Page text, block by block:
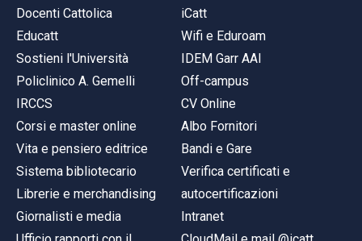
Docenti Cattolica
Educatt
Sostieni l'Università
Policlinico A. Gemelli
IRCCS
Corsi e master online
Vita e pensiero editrice
Sistema bibliotecario
Librerie e merchandising
Giornalisti e media
iCatt
Wifi e Eduroam
IDEM Garr AAI
Off-campus
CV Online
Albo Fornitori
Bandi e Gare
Verifica certificati e
autocertificazioni
Intranet